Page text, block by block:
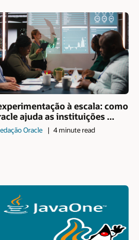
à escala: como
ajuda as instituições ...
Oracle 4 minute read